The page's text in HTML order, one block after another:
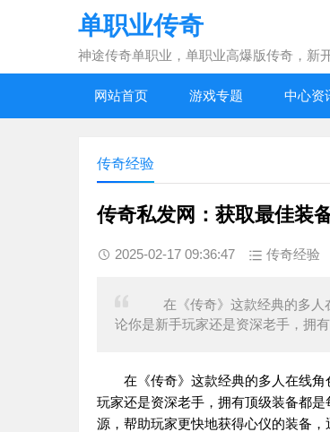
单职业传奇
神途传奇单职业，单职业高爆版传奇，新
网站首页 游戏专题 中心资
传奇经验
传奇私发网：获取最佳装
2025-02-17 09:36:47 传奇经验
在《传奇》这款经典的多人
论你是新手玩家还是资深老手，拥
在《传奇》这款经典的多人在线角
玩家还是资深老手，拥有顶级装备都
源，帮助玩家更快地获得心仪的装备